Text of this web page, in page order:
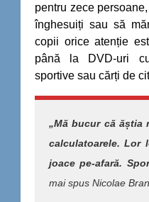
pentru zece
înghesuiți sau să
copii orice atenție
până la DVD-uri
sportive sau cărți de
„Mă bucur că
calculatoarele. Lor
joace pe-afară.
mai spus Nicolae Bran.